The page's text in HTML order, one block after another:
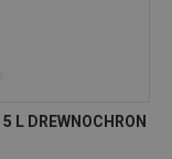
DREWNOCHRON